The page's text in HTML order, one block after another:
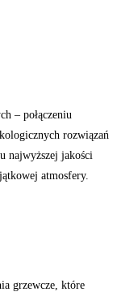
– połączeniu
rozwiązań
najwyższej jakości
atmosfery.
grzewcze, które